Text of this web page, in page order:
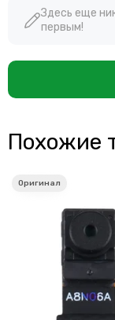
Здесь еще
первым!
Похожие